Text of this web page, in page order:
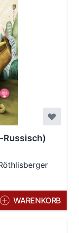
Russisch)
WARENKORB